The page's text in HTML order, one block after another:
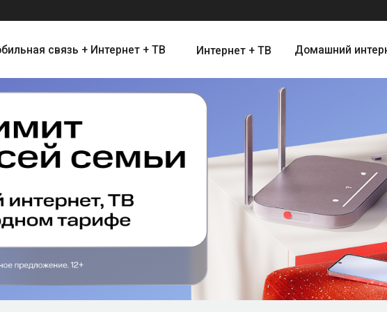
связь + Интернет + ТВ Интернет + ТВ Домашний интернет
Интернет и Цифровое